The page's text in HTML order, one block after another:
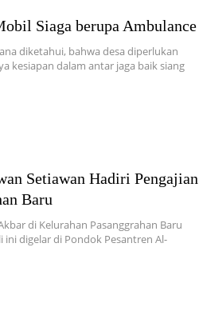
Siaga berupa Ambulance
diketahui, bahwa desa diperlukan
kesiapan dalam antar jaga baik siang
Setiawan Hadiri Pengajian
Baru
di Kelurahan Pasanggrahan Baru
ini digelar di Pondok Pesantren Al-